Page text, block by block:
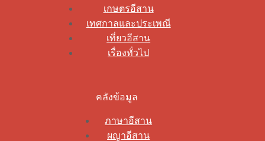
เกษตรอีสาน
เทศกาลและประเพณี
เที่ยวอีสาน
เรื่องทั่วไป
คลังข้อมูล
ภาษาอีสาน
ผญาอีสาน